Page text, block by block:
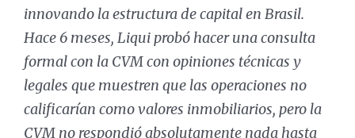
innovando la estructura decapital en Brasil.
Hace 6 meses, Liqui probó hacer una consulta
formal con la CVM con opiniones técnicas y
legales que muestren que las operaciones no
calificarían como valores inmobiliarios, pero la
CVM no respondió absolutamente nada hasta